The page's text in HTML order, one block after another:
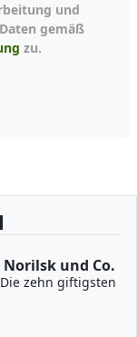
gemäß
zu.
und Co.
zehn giftigsten